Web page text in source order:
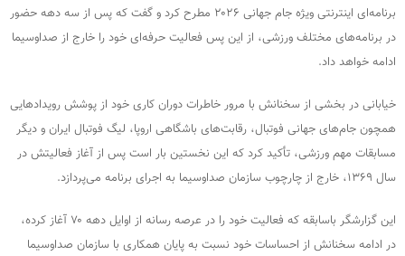
برنامه‌ای اینترنتی ویژه جام جهانی ۲۰۲۶ مطرح کرد و گفت که پس از سه دهه حضور
در برنامه‌های مختلف ورزشی، از این پس فعالیت حرفه‌ای خود را خارج از صداوسیما
ادامه خواهد داد.
خیابانی در بخشی از سخنانش با مرور خاطرات دوران کاری خود از پوشش رویدادهایی
همچون جام‌های جهانی فوتبال، رقابت‌های باشگاهی اروپا، لیگ فوتبال ایران و دیگر
مسابقات مهم ورزشی، تأکید کرد که این نخستین بار است پس از آغاز فعالیتش در
سال ۱۳۶۹، خارج از چارچوب سازمان صداوسیما به اجرای برنامه می‌پردازد.
این گزارشگر باسابقه که فعالیت خود را در عرصه رسانه از اوایل دهه ۷۰ آغاز کرده،
در ادامه سخنانش از احساسات خود نسبت به پایان همکاری با سازمان صداوسیما